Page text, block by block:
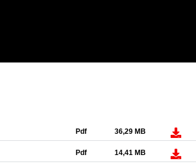
Pdf 36,29 MB
Pdf 14,41 MB